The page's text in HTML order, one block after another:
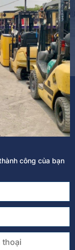
công của bạn